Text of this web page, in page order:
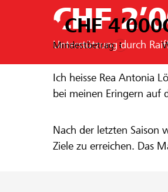
CHF
Unterstützung durch
Rea
Ein Projekt aus der
Ich heisse Rea Antonia
bei meinen Eringern auf
Nach der letzten Saison
Ziele zu erreichen. Das
CHF 4’000
Mindestbetrag